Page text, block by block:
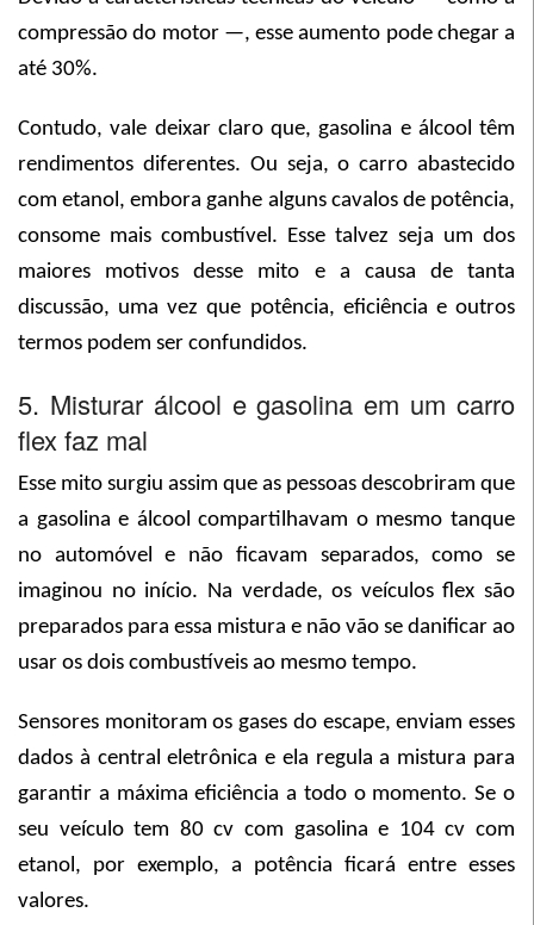
compressão do motor —, esse aumento pode chegar a
até 30%.
Contudo, vale deixar claro que, gasolina e álcool têm
rendimentos diferentes. Ou seja, o carro abastecido
com etanol, embora ganhe alguns cavalos de potência,
consome mais combustível. Esse talvez seja um dos
maiores motivos desse mito e a causa de tanta
discussão, uma vez que potência, eficiência e outros
termos podem ser confundidos.
5. Misturar álcool e gasolina em um carro
flex faz mal
Esse mito surgiu assim que as pessoas descobriram que
a gasolina e álcool compartilhavam o mesmo tanque
no automóvel e não ficavam separados, como se
imaginou no início. Na verdade, os veículos flex são
preparados para essa mistura e não vão se danificar ao
usar os dois combustíveis ao mesmo tempo.
Sensores monitoram os gases do escape, enviam esses
dados à central eletrônica e ela regula a mistura para
garantir a máxima eficiência a todo o momento. Se o
seu veículo tem 80 cv com gasolina e 104 cv com
etanol, por exemplo, a potência ficará entre esses
valores.